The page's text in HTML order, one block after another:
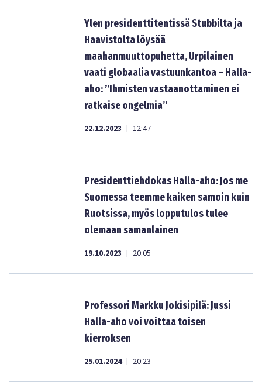
Ylen presidenttitentissä Stubbilta ja
Haavistolta löysää
maahanmuuttopuhetta, Urpilainen
vaati globaalia vastuunkantoa – Halla-
aho: ”Ihmisten vastaanottaminen ei
ratkaise ongelmia”
22.12.2023 | 12:47
Presidenttiehdokas Halla-aho: Jos me
Suomessa teemme kaiken samoin kuin
Ruotsissa, myös lopputulos tulee
olemaan samanlainen
19.10.2023 | 20:05
Professori Markku Jokisipilä: Jussi
Halla-aho voi voittaa toisen
kierroksen
25.01.2024 | 20:23